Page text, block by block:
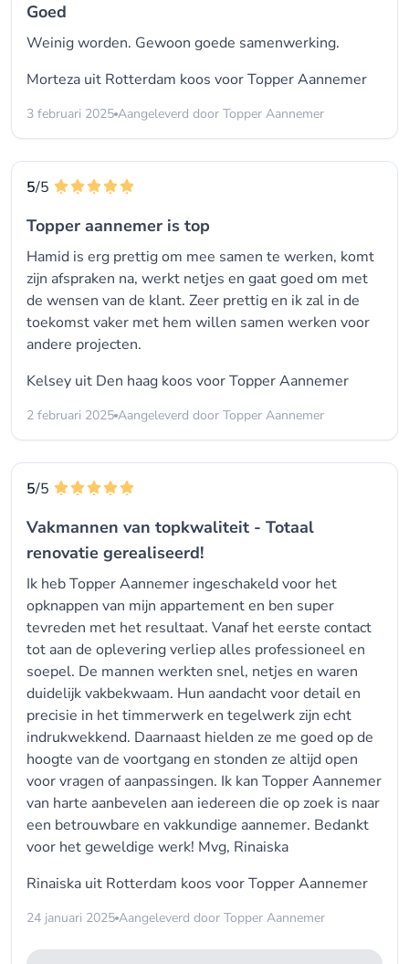
Goed
Weinig worden. Gewoon goede samenwerking.
Morteza uit Rotterdam koos voorTopper Aannemer
3 februari 2025 Aangeleverd door Topper Aannemer
5/5
Topper aannemer is top
Hamid is erg prettig om mee samen te werken, komt
zijn afspraken na, werkt netjes en gaat goed om met
de wensen van de klant. Zeer prettig en ik zal in de
toekomst vaker met hem willen samen werken voor
andere projecten.
Kelsey uit Den haag koos voorTopper Aannemer
2 februari 2025 Aangeleverd door Topper Aannemer
5/5
Vakmannen van topkwaliteit - Totaal
renovatie gerealiseerd!
Ik heb Topper Aannemer ingeschakeld voor het
opknappen van mijn appartement en ben super
tevreden met het resultaat. Vanaf het eerste contact
tot aan de oplevering verliep alles professioneel en
soepel. De mannen werkten snel, netjes en waren
duidelijk vakbekwaam. Hun aandacht voor detail en
precisie in het timmerwerk en tegelwerk zijn echt
indrukwekkend. Daarnaast hielden ze me goed op de
hoogte van de voortgang en stonden ze altijd open
voor vragen of aanpassingen. Ik kan Topper Aannemer
van harte aanbevelen aan iedereen die op zoek is naar
een betrouwbare en vakkundige aannemer. Bedankt
voor het geweldige werk! Mvg, Rinaiska
Rinaiska uit Rotterdam koos voorTopper Aannemer
24 januari 2025 Aangeleverd door Topper Aannemer